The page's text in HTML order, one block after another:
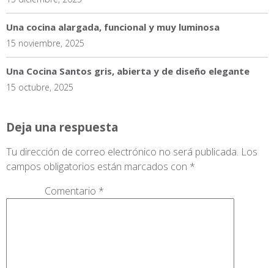
Una cocina alargada, funcional y muy luminosa
15 noviembre, 2025
Una Cocina Santos gris, abierta y de diseño elegante
15 octubre, 2025
Deja una respuesta
Tu dirección de correo electrónico no será publicada. Los
campos obligatorios están marcados con *
Comentario *